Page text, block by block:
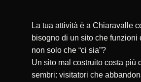
La tua attività è a Chiaravalle
bisogno di un sito che
non solo che “ci sia”?
Un sito mal costruito costa più
sembri: visitatori che